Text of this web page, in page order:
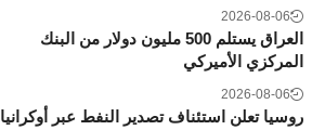
2026-08-06
العراق يستلم 500 مليون دولار من البنك
المركزي الأميركي
2026-08-06
روسيا تعلن استئناف تصدير النفط عبر أوكرانيا